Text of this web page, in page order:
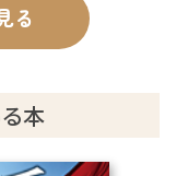
にいるのか
る韓非
る
本